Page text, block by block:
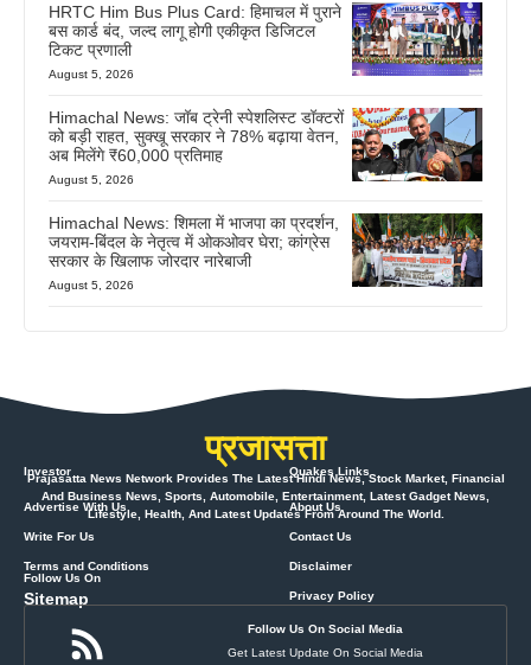
HRTC Him Bus Plus Card: हिमाचल में पुराने
बस कार्ड बंद, जल्द लागू होगी एकीकृत डिजिटल
टिकट प्रणाली
August 5, 2026
Himachal News: जॉब ट्रेनी स्पेशलिस्ट डॉक्टरों
को बड़ी राहत, सुक्खू सरकार ने 78% बढ़ाया वेतन,
अब मिलेंगे ₹60,000 प्रतिमाह
August 5, 2026
Himachal News: शिमला में भाजपा का प्रदर्शन,
जयराम-बिंदल के नेतृत्व में ओकओवर घेरा; कांग्रेस
सरकार के खिलाफ जोरदार नारेबाजी
August 5, 2026
प्रजासत्ता
Prajasatta News Network Provides The Latest Hindi News, Stock Market, Financial
And Business News, Sports, Automobile, Entertainment, Latest Gadget News,
Lifestyle, Health, And Latest Updates From Around The World.
Investor
Advertise With Us
Write For Us
Terms and Conditions
Sitemap
Quakes Links
About Us
Contact Us
Disclaimer
Privacy Policy
Follow Us On
Follow Us On Social Media
Get Latest Update On Social Media